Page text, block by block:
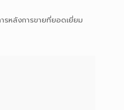
รหลังการขายที่ยอดเยี่ยม